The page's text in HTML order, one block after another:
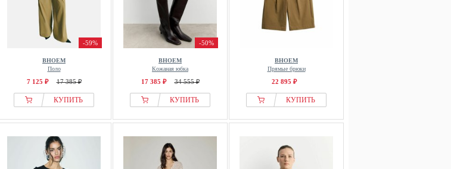
-59%
BHOEM
Поло
7 125 ₽ 17 385 ₽
КУПИТЬ
-50%
BHOEM
Кожаная юбка
17 385 ₽ 34 555 ₽
КУПИТЬ
BHOEM
Прямые брюки
22 895 ₽
КУПИТЬ